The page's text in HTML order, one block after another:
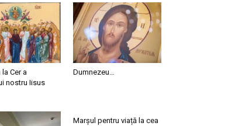
la Cer a
nostru Iisus
Dumnezeu…
Marșul pentru viață la cea